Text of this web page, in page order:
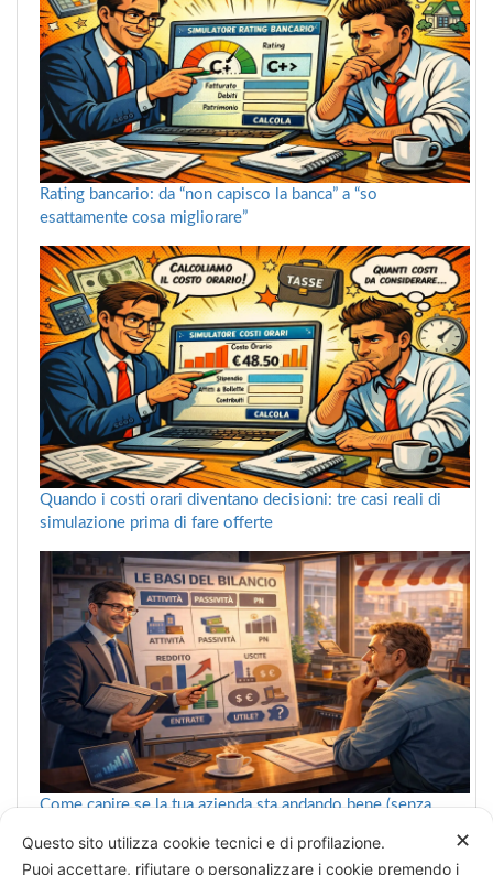
Rating bancario: da “non capisco la banca” a “so
esattamente cosa migliorare”
Quando i costi orari diventano decisioni: tre casi reali di
simulazione prima di fare offerte
Come capire se la tua azienda sta andando bene (senza
✕
Questo sito utilizza cookie tecnici e di profilazione.
Puoi accettare, rifiutare o personalizzare i cookie premendo i